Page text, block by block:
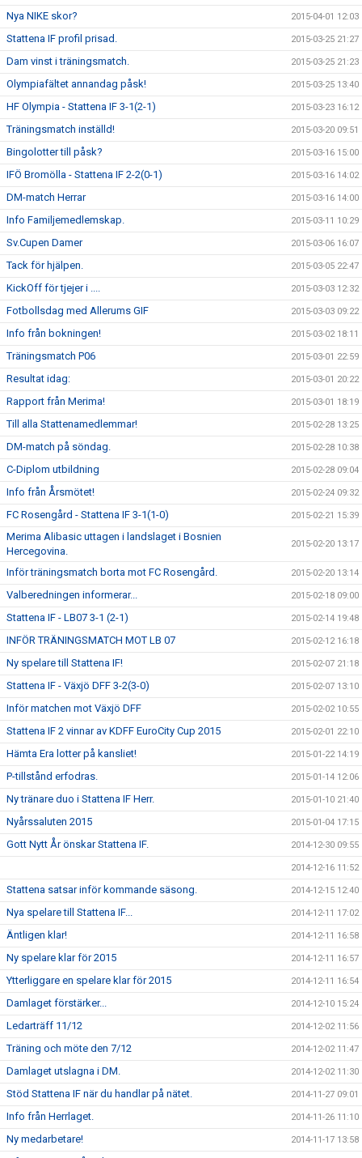
Nya NIKE skor? 2015-04-01 12:03
Stattena IF profil prisad. 2015-03-25 21:27
Dam vinst i träningsmatch. 2015-03-25 21:23
Olympiafältet annandag påsk! 2015-03-25 13:40
HF Olympia - Stattena IF 3-1(2-1) 2015-03-23 16:12
Träningsmatch inställd! 2015-03-20 09:51
Bingolotter till påsk? 2015-03-16 15:00
IFÖ Bromölla - Stattena IF 2-2(0-1) 2015-03-16 14:02
DM-match Herrar 2015-03-16 14:00
Info Familjemedlemskap. 2015-03-11 10:29
Sv.Cupen Damer 2015-03-06 16:07
Tack för hjälpen. 2015-03-05 22:47
KickOff för tjejer i .... 2015-03-03 12:32
Fotbollsdag med Allerums GIF 2015-03-03 09:22
Info från bokningen! 2015-03-02 18:11
Träningsmatch P06 2015-03-01 22:59
Resultat idag: 2015-03-01 20:22
Rapport från Merima! 2015-03-01 18:19
Till alla Stattenamedlemmar! 2015-02-28 13:25
DM-match på söndag. 2015-02-28 10:38
C-Diplom utbildning 2015-02-28 09:04
Info från Årsmötet! 2015-02-24 09:32
FC Rosengård - Stattena IF 3-1(1-0) 2015-02-21 15:39
Merima Alibasic uttagen i landslaget i Bosnien
Hercegovina.
2015-02-20 13:17
Inför träningsmatch borta mot FC Rosengård. 2015-02-20 13:14
Valberedningen informerar... 2015-02-18 09:00
Stattena IF - LB07 3-1 (2-1) 2015-02-14 19:48
INFÖR TRÄNINGSMATCH MOT LB 07 2015-02-12 16:18
Ny spelare till Stattena IF! 2015-02-07 21:18
Stattena IF - Växjö DFF 3-2(3-0) 2015-02-07 13:10
Inför matchen mot Växjö DFF 2015-02-02 10:55
Stattena IF 2 vinnar av KDFF EuroCity Cup 2015 2015-02-01 22:10
Hämta Era lotter på kansliet! 2015-01-22 14:19
P-tillstånd erfodras. 2015-01-14 12:06
Ny tränare duo i Stattena IF Herr. 2015-01-10 21:40
Nyårssaluten 2015 2015-01-04 17:15
Gott Nytt År önskar Stattena IF. 2014-12-30 09:55
2014-12-16 11:52
Stattena satsar inför kommande säsong. 2014-12-15 12:40
Nya spelare till Stattena IF... 2014-12-11 17:02
Äntligen klar! 2014-12-11 16:58
Ny spelare klar för 2015 2014-12-11 16:57
Ytterliggare en spelare klar för 2015 2014-12-11 16:54
Damlaget förstärker... 2014-12-10 15:24
Ledarträff 11/12 2014-12-02 11:56
Träning och möte den 7/12 2014-12-02 11:47
Damlaget utslagna i DM. 2014-12-02 11:30
Stöd Stattena IF när du handlar på nätet. 2014-11-27 09:01
Info från Herrlaget. 2014-11-26 11:10
Ny medarbetare! 2014-11-17 13:58